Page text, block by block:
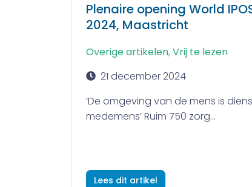
Plenaire opening World
2024, Maastricht
Overige artikelen, Vrij te lezen
21 december 2024
‘De omgeving van de mens is diens
medemens’ Ruim 750 zorg...
Lees dit artikel